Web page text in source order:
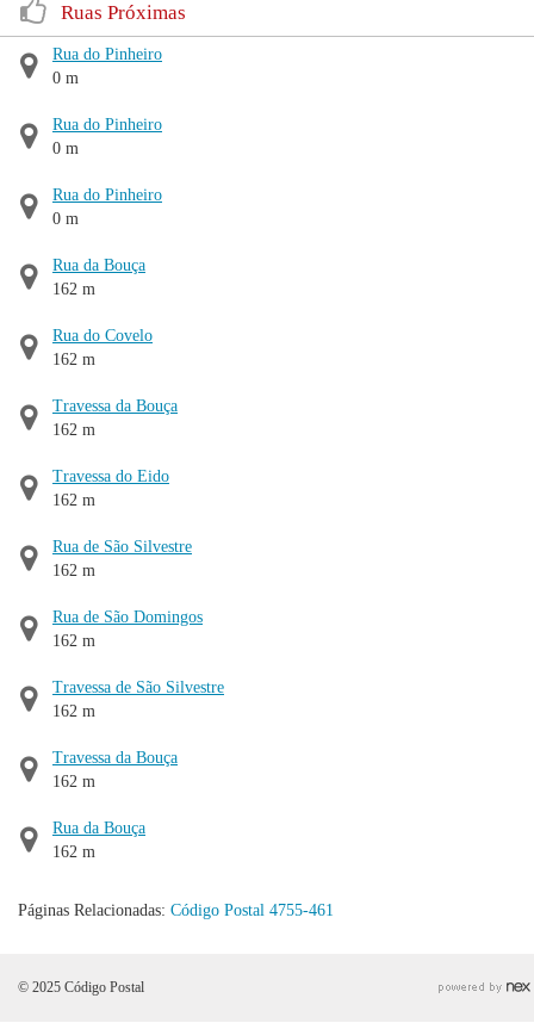
Ruas Próximas
Rua do Pinheiro
0 m
Rua do Pinheiro
0 m
Rua do Pinheiro
0 m
Rua da Bouça
162 m
Rua do Covelo
162 m
Travessa da Bouça
162 m
Travessa do Eido
162 m
Rua de São Silvestre
162 m
Rua de São Domingos
162 m
Travessa de São Silvestre
162 m
Travessa da Bouça
162 m
Rua da Bouça
162 m
Páginas Relacionadas: Código Postal 4755-461
© 2025 Código Postal